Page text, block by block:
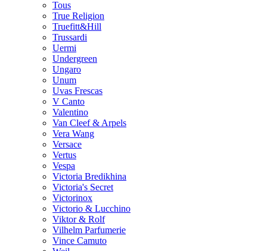
Tous
True Religion
Truefitt&Hill
Trussardi
Uermi
Undergreen
Ungaro
Unum
Uvas Frescas
V Canto
Valentino
Van Cleef & Arpels
Vera Wang
Versace
Vertus
Vespa
Victoria Bredikhina
Victoria's Secret
Victorinox
Victorio & Lucchino
Viktor & Rolf
Vilhelm Parfumerie
Vince Camuto